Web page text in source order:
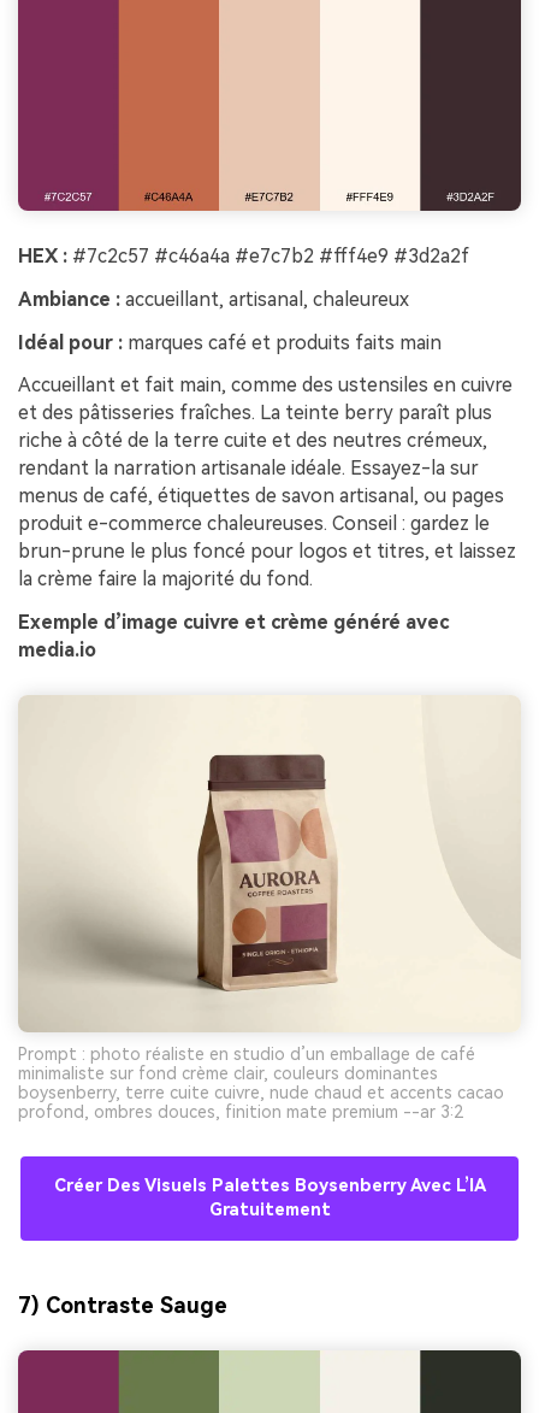
HEX : #7c2c57 #c46a4a #e7c7b2 #fff4e9 #3d2a2f
Ambiance : accueillant, artisanal, chaleureux
Idéal pour : marques café et produits faits main
Accueillant et fait main, comme des ustensiles en cuivre
et des pâtisseries fraîches. La teinte berry paraît plus
riche à côté de la terre cuite et des neutres crémeux,
rendant la narration artisanale idéale. Essayez-la sur
menus de café, étiquettes de savon artisanal, ou pages
produit e-commerce chaleureuses. Conseil : gardez le
brun-prune le plus foncé pour logos et titres, et laissez
la crème faire la majorité du fond.
Exemple d’image cuivre et crème généré avec
media.io
Prompt : photo réaliste en studio d’un emballage de café
minimaliste sur fond crème clair, couleurs dominantes
boysenberry, terre cuite cuivre, nude chaud et accents cacao
profond, ombres douces, finition mate premium --ar 3:2
Créer Des Visuels Palettes Boysenberry Avec L’IA
Gratuitement
7) Contraste Sauge